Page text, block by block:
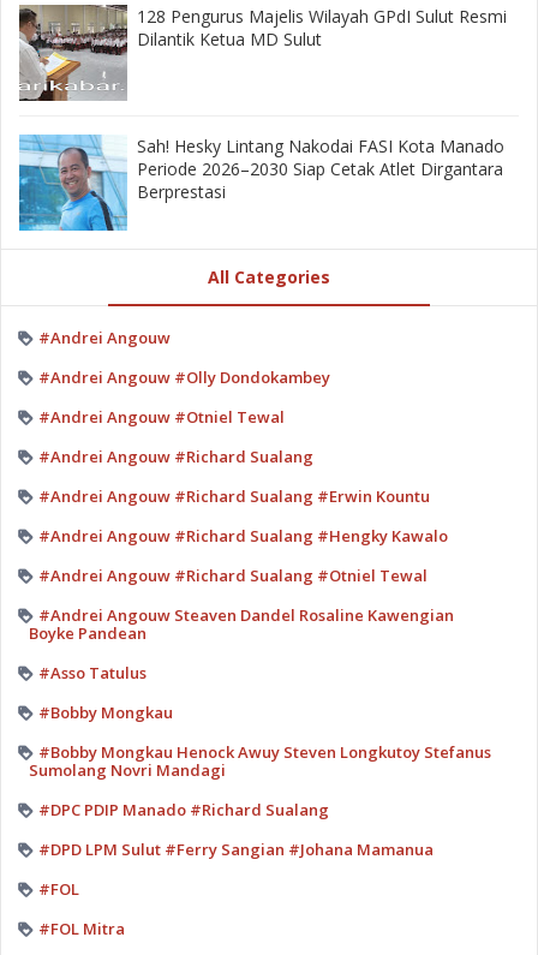
128 Pengurus Majelis Wilayah GPdI Sulut Resmi
Dilantik Ketua MD Sulut
‎Sah! Hesky Lintang Nakodai FASI Kota Manado
Periode 2026–2030 Siap Cetak Atlet Dirgantara
Berprestasi
All Categories
#Andrei Angouw
#Andrei Angouw #Olly Dondokambey
#Andrei Angouw #Otniel Tewal
#Andrei Angouw #Richard Sualang
#Andrei Angouw #Richard Sualang #Erwin Kountu
#Andrei Angouw #Richard Sualang #Hengky Kawalo
#Andrei Angouw #Richard Sualang #Otniel Tewal
#Andrei Angouw Steaven Dandel Rosaline Kawengian
Boyke Pandean
#Asso Tatulus
#Bobby Mongkau
#Bobby Mongkau Henock Awuy Steven Longkutoy Stefanus
Sumolang Novri Mandagi
#DPC PDIP Manado #Richard Sualang
#DPD LPM Sulut #Ferry Sangian #Johana Mamanua
#FOL
#FOL Mitra